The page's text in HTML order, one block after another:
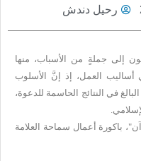
رحيل دندش
إلى جملةٍ من الأسباب، منها
أساليب العمل، إذ إنَّ الأسلوب
في النتائج الحاسمة للدعوة،
.
باكورة أعمال سماحة العلامة